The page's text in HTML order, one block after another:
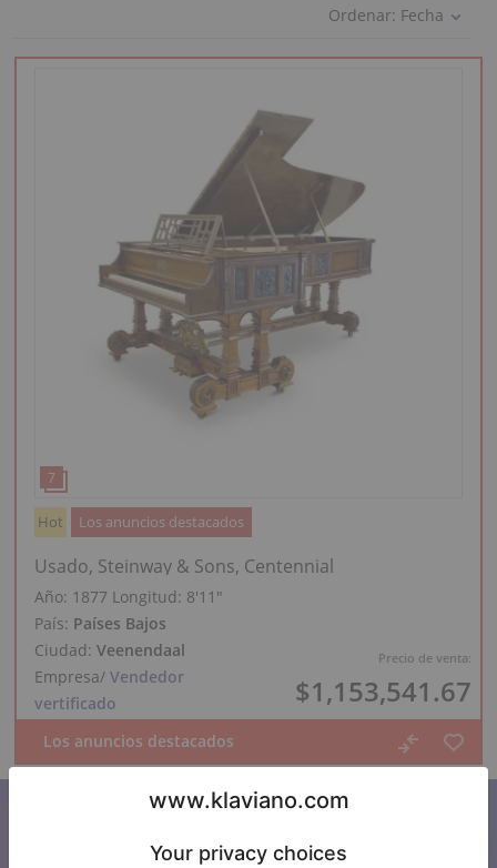
Ordenar: Fecha
Precio de venta:
$1,153,541.67
Hot Los anuncios destacados
Usado, Steinway & Sons, Centennial
Año: 1877 Longitud: 8′11″
País: Países Bajos
Ciudad: Veenendaal
Empresa/ Vendedor
vertificado
Suscríbase a nuestro boletín de
noticias